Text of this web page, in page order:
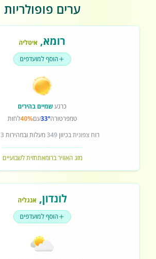
ערים פופולריות
רומא, איטליה
הוסף למועדפים
כרגעשמיים בהירים
טמפרטורה33°עם40%לחות
רוחצפוניתבכיוון349מעלות ובמהירות 3
מזג האוויר ברומאתחזית לשבועיים
לונדון, אנגליה
הוסף למועדפים